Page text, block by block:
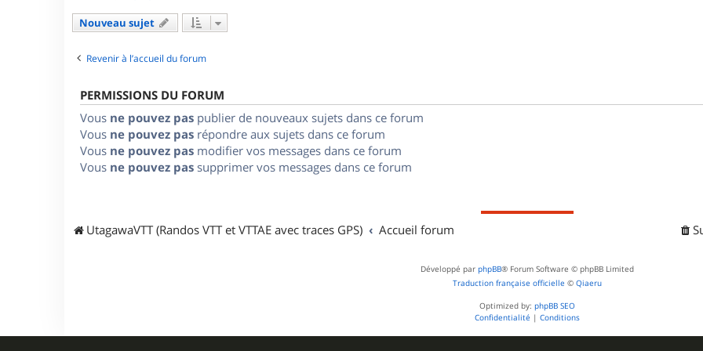
e
Nouveau sujet
Revenir à l’accueil du forum
PERMISSIONS DU FORUM
Vous ne pouvez pas publier de nouveaux sujets dans ce forum
Vous ne pouvez pas répondre aux sujets dans ce forum
Vous ne pouvez pas modifier vos messages dans ce forum
Vous ne pouvez pas supprimer vos messages dans ce forum
UtagawaVTT (Randos VTT et VTTAE avec traces GPS) Accueil forum
Développé par phpBB® Forum Software © phpBB Limited
Traduction française officielle © Qiaeru
Optimized by: phpBB SEO
Confidentialité | Conditions